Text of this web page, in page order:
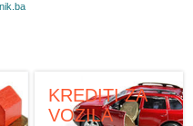
KREDITI ZA
VOZILA